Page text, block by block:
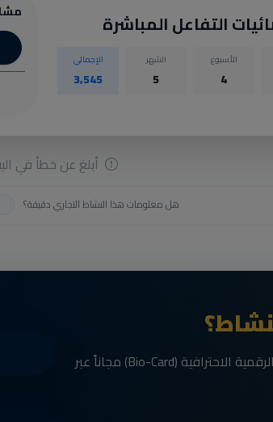
التفاعل المباشرة
الأسبوع
4
الشهر
5
الإجمالي
3,545
أبلغ عن خطأ في
هل معلومات هذا النشاط التجاري دقيقة؟
انضم الآن إلى رواد الأعمال في الناظور وقم بإنشاء بطاقة أعمالك الرقمية الاحترافية (Bio-Card) مجاناً عبر